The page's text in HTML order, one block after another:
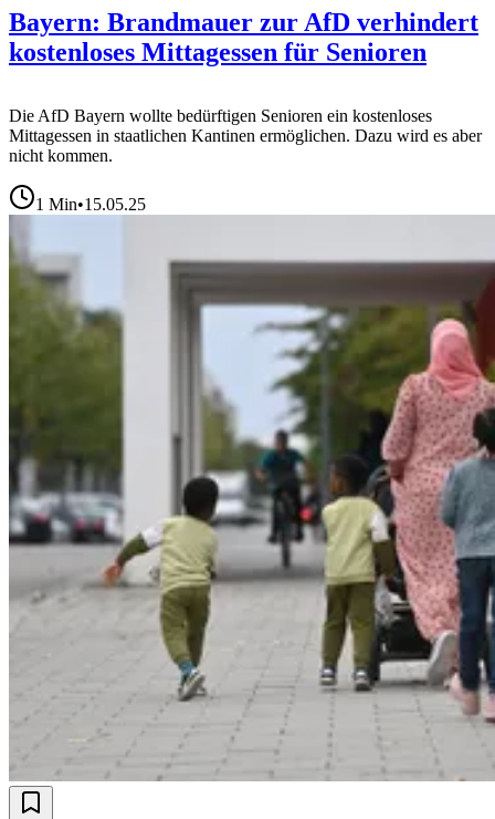
Bayern: Brandmauer zur AfD verhindert
kostenloses Mittagessen für Senioren
Die AfD Bayern wollte bedürftigen Senioren ein kostenloses
Mittagessen in staatlichen Kantinen ermöglichen. Dazu wird es aber
nicht kommen.
1 Min•15.05.25